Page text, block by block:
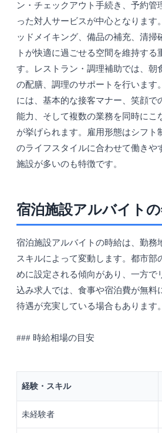
ン・チェックアウト手続き、予約管
った対人サービスが中心となります
ッドメイキング、備品の補充、清掃
トが快適に過ごせる空間を維持する
す。レストラン・調理補助では、朝
の配膳、調理のサポートを行います
には、基本的な接客マナー、笑顔で
能力、そして複数の業務を同時にこ
が挙げられます。雇用形態はシフト
のライフスタイルに合わせて働きや
施設が多いのも特徴です。
宿泊施設アルバイト
宿泊施設アルバイトの時給は、勤務
スキルによって変動します。都市部
めに設定される傾向があり、一方で
込み求人では、食事や宿泊費が無料
待遇が充実している場合もあります。
### 時給相場の目安
経験・スキル
未経験者